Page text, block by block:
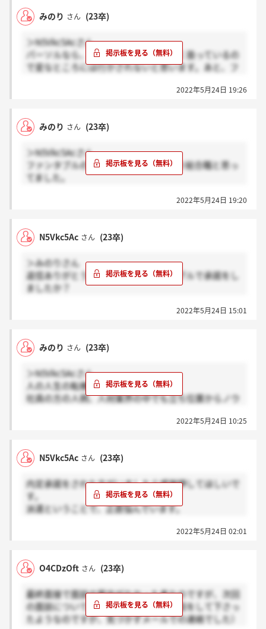
みのり さん (23卒)
＞N5Vkc5Acさん
パーソルなら、大きい会社の派遣を多く扱っているの
で変なところには行かされないと思います。あと、フ
いので、事務職がいいなら一つの手としてありだと思
2022年5月24日 19:26
みのり さん (23卒)
＞N5Vkc5Acさん
ファンタブルの方なんですね！てっきり総合職と思っ
てました。
ます。企業の一般職の採用自体がめちゃくちゃ減って
2022年5月24日 19:20
N5Vkc5Ac さん (23卒)
＞みのりさん
返信ありがとうございます。ファンタブルで承諾をし
ましたか？
2022年5月24日 15:01
みのり さん (23卒)
＞N5Vkc5Acさん
人の人生の転機に関われる仕事
社員の方の人柄、人材業界の中でも立ち位置からノウ
2022年5月24日 10:25
N5Vkc5Ac さん (23卒)
内定承諾をされた方がいましたら感謝押してほしいで
す。
派遣ということで、正直悩んでいます。
2022年5月24日 02:01
O4CDzOft さん (23卒)
最終面接で面談の案内がなかった者なのですが、次回
の面談について連絡がきました。（電話をして下さっ
たようなのですが、気づかずメールでの連絡でした）